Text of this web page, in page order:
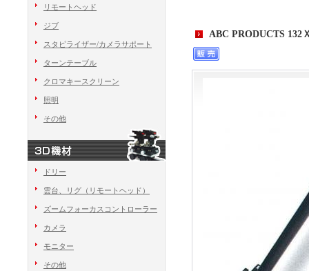
ABC PRODUCTS 132
リモートヘッド
ジブ
スタピライザー/カメラサポート
ターンテーブル
クロマキースクリーン
照明
その他
ドリー
雲台、リグ（リモートヘッド）
ズームフォーカスコントローラー
カメラ
モニター
その他